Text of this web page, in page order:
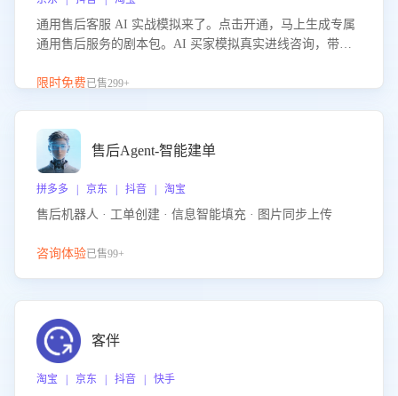
通用售后客服 AI 实战模拟来了。点击开通，马上生成专属
通用售后服务的剧本包。AI 买家模拟真实进线咨询，带您
的应对要点，轻松提升服务能力。
限时免费已售299+
售后Agent-智能建单
拼多多 | 京东 | 抖音 | 淘宝
售后机器人 · 工单创建 · 信息智能填充 · 图片同步上传
咨询体验已售99+
客伴
淘宝 | 京东 | 抖音 | 快手